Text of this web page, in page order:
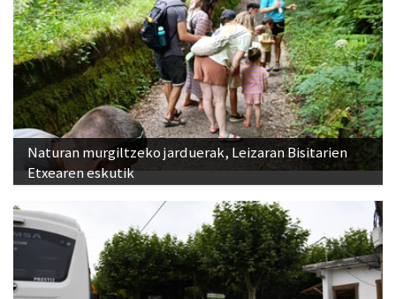
Naturan murgiltzeko jarduerak, Leizaran Bisitarien
Etxearen eskutik